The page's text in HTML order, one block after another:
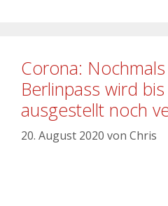
Corona:
Berlinpass wird
ausgestellt noch
20. August 2020 von Chris